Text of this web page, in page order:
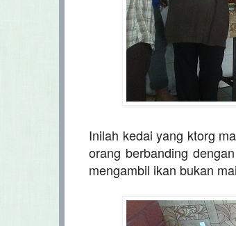
Inilah kedai yang ktorg
orang berbanding
mengambil ikan bukan